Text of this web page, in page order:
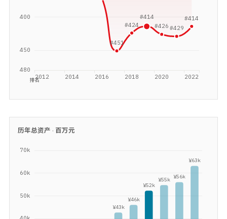
历年总资产 · 百万元